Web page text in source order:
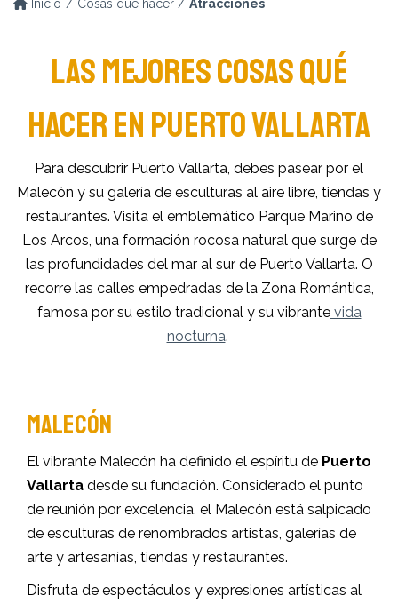
Inicio Cosas que hacer Atracciones
LAS MEJORES COSAS QUÉ
HACER EN PUERTO VALLARTA
Para descubrir Puerto Vallarta, debes pasear por el
Malecón y su galería de esculturas al aire libre, tiendas y
restaurantes. Visita el emblemático Parque Marino de
Los Arcos, una formación rocosa natural que surge de
las profundidades del mar al sur de Puerto Vallarta. O
recorre las calles empedradas de la Zona Romántica,
famosa por su estilo tradicional y su vibrantevida
nocturna.
MALECÓN
El vibrante Malecón ha definido el espíritu de Puerto
Vallarta desde su fundación. Considerado el punto
de reunión por excelencia, el Malecón está salpicado
de esculturas de renombrados artistas, galerías de
arte y artesanías, tiendas y restaurantes.
Disfruta de espectáculos y expresiones artísticas al